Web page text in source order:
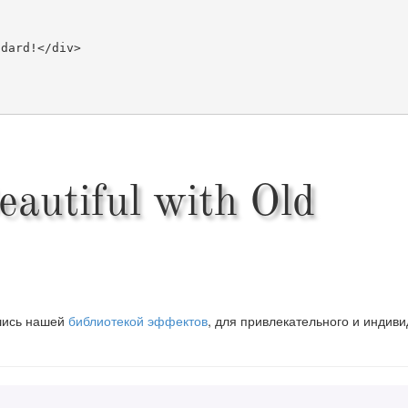
with Old
нашей библиотекой эффектов, для привлекательного и